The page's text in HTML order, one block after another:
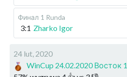
Финал 1 Runda
3:1 Zharko Igor
24 lut, 2020
WinCup 24.02.2020 Восток 1